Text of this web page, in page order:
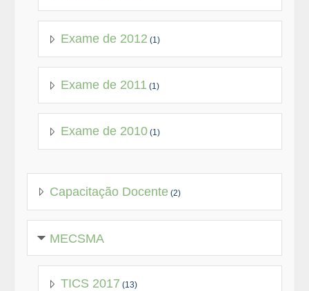
Exame de 2012 (1)
Exame de 2011 (1)
Exame de 2010 (1)
Capacitação Docente (2)
MECSMA
TICS 2017 (13)